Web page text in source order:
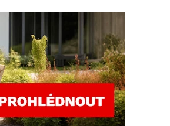
Kuchyňské příslušenství
Koupelnové doplňky
Zahradní doplňky
VÁNOCE